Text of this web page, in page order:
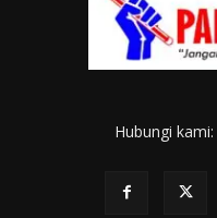
Hubungi kami: